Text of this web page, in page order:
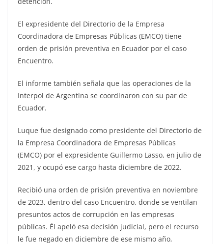
El expresidente del Directorio de la Empresa
Coordinadora de Empresas Públicas (EMCO) tiene
orden de prisión preventiva en Ecuador por el caso
Encuentro.
El informe también señala que las operaciones de la
Interpol de Argentina se coordinaron con su par de
Ecuador.
Luque fue designado como presidente del Directorio de
la Empresa Coordinadora de Empresas Públicas
(EMCO) por el expresidente Guillermo Lasso, en julio de
2021, y ocupó ese cargo hasta diciembre de 2022.
Recibió una orden de prisión preventiva en noviembre
de 2023, dentro del caso Encuentro, donde se ventilan
presuntos actos de corrupción en las empresas
públicas. Él apeló esa decisión judicial, pero el recurso
le fue negado en diciembre de ese mismo año,